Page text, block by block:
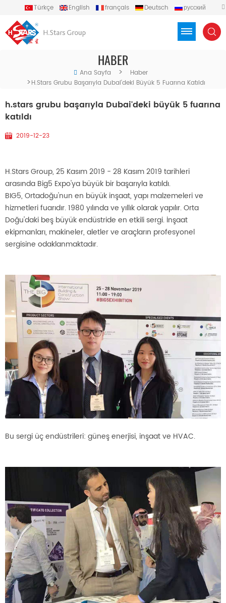
Türkçe English français Deutsch
русский
HABER
Ana Sayfa > Haber
>H.stars Grubu Başarıyla Dubai'deki Büyük 5 Fuarına Katıldı
h.stars grubu başarıyla Dubai'deki büyük 5 fuarına
katıldı
2019-12-23
H.Stars Group, 25 Kasım 2019 - 28 Kasım 2019 tarihleri ​​
arasında Big5 Expo'ya büyük bir başarıyla katıldı.
BIG5, Ortadoğu'nun en büyük inşaat, yapı malzemeleri ve
hizmetleri fuarıdır. 1980 yılında ve yıllık olarak yapılır. Orta
Doğu'daki beş büyük endüstride en etkili sergi. İnşaat
ekipmanları, makineler, aletler ve araçların profesyonel
sergisine odaklanmaktadır.
Bu sergi üç endüstrileri: güneş enerjisi, inşaat ve HVAC.